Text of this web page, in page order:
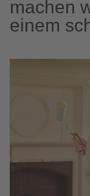
machen
einem